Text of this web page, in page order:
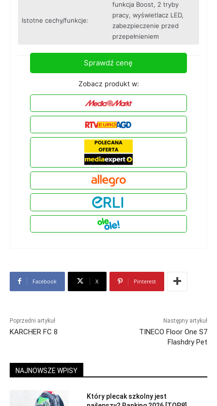
Istotne cechy/funkcje:
funkcja Boost, 2 tryby
pracy, wyświetlacz LED,
zabezpieczenie przed
przepełnieniem
Sprawdź cenę
Zobacz produkt w:
Facebook X Pinterest
Poprzedni artykuł
KARCHER FC 8
Następny artykuł
TINECO Floor One S7
Flashdry Pet
NAJNOWSZE WPISY
Który plecak szkolny jest